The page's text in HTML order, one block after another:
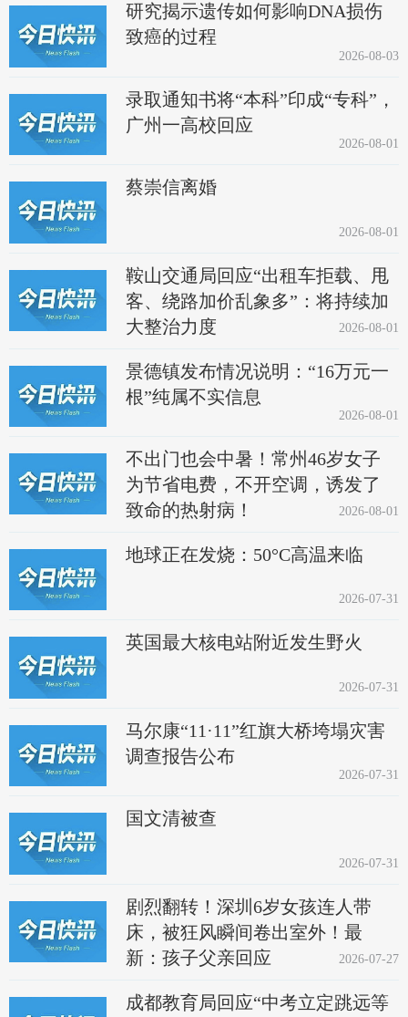
研究揭示遗传如何影响DNA损伤
致癌的过程
2026-08-03
录取通知书将“本科”印成“专科”，
广州一高校回应
2026-08-01
蔡崇信离婚
2026-08-01
鞍山交通局回应“出租车拒载、甩
客、绕路加价乱象多”：将持续加
大整治力度
2026-08-01
景德镇发布情况说明：“16万元一
根”纯属不实信息
2026-08-01
不出门也会中暑！常州46岁女子
为节省电费，不开空调，诱发了
致命的热射病！
2026-08-01
地球正在发烧：50°C高温来临
2026-07-31
英国最大核电站附近发生野火
2026-07-31
马尔康“11·11”红旗大桥垮塌灾害
调查报告公布
2026-07-31
国文清被查
2026-07-31
剧烈翻转！深圳6岁女孩连人带
床，被狂风瞬间卷出室外！最
新：孩子父亲回应
2026-07-27
成都教育局回应“中考立定跳远等